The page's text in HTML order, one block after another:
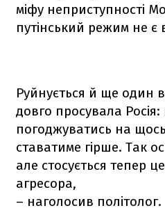
міфу неприступності
путінський режим не є
Руйнується й ще один
довго просувала
погоджуватись на
ставатиме гірше. Так
але стосується тепер
агресора,
– наголосив політолог.